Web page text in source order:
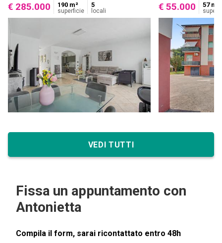
€ 285.000 190 m²
superficie
5
locali € 55.000 57 m²
VEDI TUTTI
Fissa un appuntamento con
Antonietta
Compila il form, sarai ricontattato entro 48h